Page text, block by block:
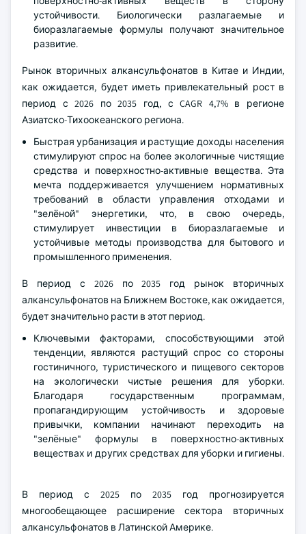
устойчивости. Биологически разлагаемые и
биоразлагаемые формулы получают значительное
развитие.
Рынок вторичных алкансульфонатов в Китае и Индии,
как ожидается, будет иметь привлекательный рост в
период с 2026 по 2035 год, с CAGR 4,7% в регионе
Азиатско-Тихоокеанского региона.
Быстрая урбанизация и растущие доходы населения
стимулируют спрос на более экологичные чистящие
средства и поверхностно-активные вещества. Эта
мечта поддерживается улучшением нормативных
требований в области управления отходами и
"зелёной" энергетики, что, в свою очередь,
стимулирует инвестиции в биоразлагаемые и
устойчивые методы производства для бытового и
промышленного применения.
В период с 2026 по 2035 год рынок вторичных
алкансульфонатов на Ближнем Востоке, как ожидается,
будет значительно расти в этот период.
Ключевыми факторами, способствующими этой
тенденции, являются растущий спрос со стороны
гостиничного, туристического и пищевого секторов
на экологически чистые решения для уборки.
Благодаря государственным программам,
пропагандирующим устойчивость и здоровые
привычки, компании начинают переходить на
"зелёные" формулы в поверхностно-активных
веществах и других средствах для уборки и гигиены.
В период с 2025 по 2035 год прогнозируется
многообещающее расширение сектора вторичных
алкансульфонатов в Латинской Америке.